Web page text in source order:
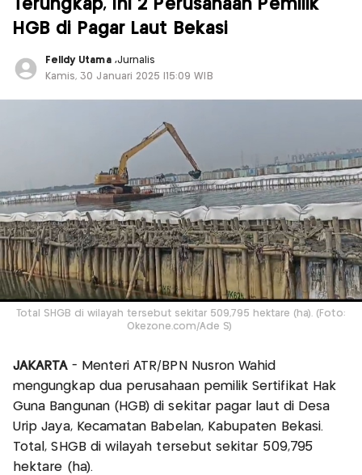
Terungkap, Ini 2 Perusahaan Pemilik
HGB di Pagar Laut Bekasi
Felldy Utama ,Jurnalis
Kamis, 30 Januari 2025 |15:09 WIB
Total SHGB di wilayah tersebut sekitar 509,795 hektare (ha). (Foto:
Okezone.com/Ade S)
JAKARTA - Menteri ATR/BPN Nusron Wahid
mengungkap dua perusahaan pemilik Sertifikat Hak
Guna Bangunan (HGB) di sekitar pagar laut di Desa
Urip Jaya, Kecamatan Babelan, Kabupaten Bekasi.
Total, SHGB di wilayah tersebut sekitar 509,795
hektare (ha).